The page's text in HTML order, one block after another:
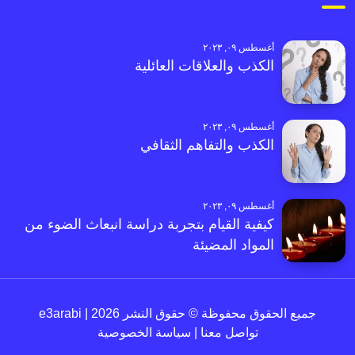
أغسطس ٠٩, ٢٠٢٣
الكذب والعلاقات العائلية
أغسطس ٠٩, ٢٠٢٣
الكذب والتفاهم الثقافي
أغسطس ٠٩, ٢٠٢٣
كيفية القيام بتجربة دراسة انبعاث الضوء من
المواد المضيئة
جميع الحقوق محفوظة © حقوق النشر 2026 | e3arabi
تواصل معنا
سياسة الخصوصية